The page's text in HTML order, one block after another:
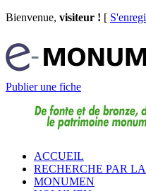
Bienvenue, visiteur ! [
Publier une fiche
ACCUEIL
RECHERCHE PAR
MONUMEN